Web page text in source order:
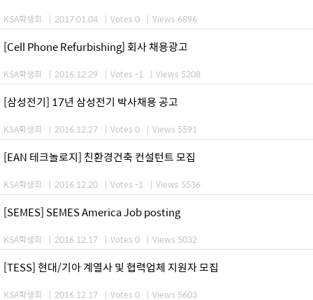
KSA학생회 | 2017.01.04 | Votes 0 | Views 6896
[Cell Phone Refurbishing] 회사 채용광고
KSA학생회 | 2016.12.29 | Votes -1 | Views 5208
[삼성전기] 17년 삼성전기 박사채용 공고
KSA학생회 | 2016.12.27 | Votes 0 | Views 5591
[EAN 테크놀로지] 친환경건축 컨설턴트 모집
KSA학생회 | 2016.12.20 | Votes -1 | Views 5536
[SEMES] SEMES America Job posting
KSA학생회 | 2016.12.17 | Votes 0 | Views 5032
[TESS] 현대/기아 계열사 및 협력업체 지원자 모집
KSA학생회 | 2016.12.17 | Votes 0 | Views 5603